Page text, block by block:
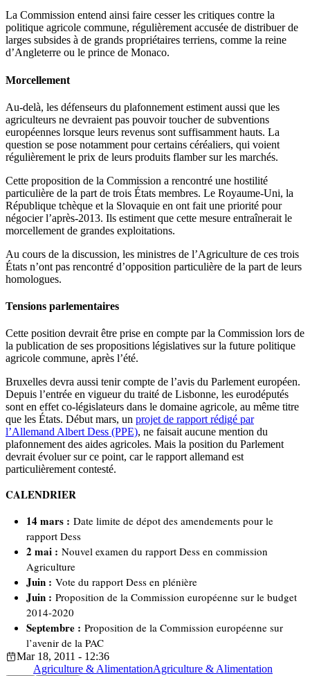
La Commission entend ainsi faire cesser les critiques contre la
politique agricole commune, régulièrement accusée de distribuer de
larges subsides à de grands propriétaires terriens, comme la reine
d’Angleterre ou le prince de Monaco.
Morcellement
Au-delà, les défenseurs du plafonnement estiment aussi que les
agriculteurs ne devraient pas pouvoir toucher de subventions
européennes lorsque leurs revenus sont suffisamment hauts. La
question se pose notamment pour certains céréaliers, qui voient
régulièrement le prix de leurs produits flamber sur les marchés.
Cette proposition de la Commission a rencontré une hostilité
particulière de la part de trois États membres. Le Royaume-Uni, la
République tchèque et la Slovaquie en ont fait une priorité pour
négocier l’après-2013. Ils estiment que cette mesure entraînerait le
morcellement de grandes exploitations.
Au cours de la discussion, les ministres de l’Agriculture de ces trois
États n’ont pas rencontré d’opposition particulière de la part de leurs
homologues.
Tensions parlementaires
Cette position devrait être prise en compte par la Commission lors de
la publication de ses propositions législatives sur la future politique
agricole commune, après l’été.
Bruxelles devra aussi tenir compte de l’avis du Parlement européen.
Depuis l’entrée en vigueur du traité de Lisbonne, les eurodéputés
sont en effet co-législateurs dans le domaine agricole, au même titre
que les États. Début mars, un projet de rapport rédigé par
l’Allemand Albert Dess (PPE), ne faisait aucune mention du
plafonnement des aides agricoles. Mais la position du Parlement
devrait évoluer sur ce point, car le rapport allemand est
particulièrement contesté.
CALENDRIER
14 mars : Date limite de dépot des amendements pour le
rapport Dess
2 mai : Nouvel examen du rapport Dess en commission
Agriculture
Juin : Vote du rapport Dess en plénière
Juin : Proposition de la Commission européenne sur le budget
2014-2020
Septembre : Proposition de la Commission européenne sur
l’avenir de la PAC
Mar 18, 2011 - 12:36
Agriculture & AlimentationAgriculture & Alimentation